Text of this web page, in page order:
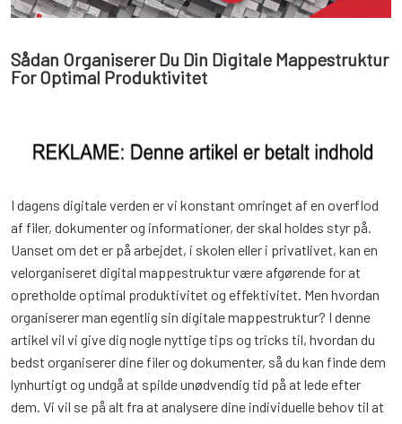
Sådan Organiserer Du Din Digitale Mappestruktur
For Optimal Produktivitet
I dagens digitale verden er vi konstant omringet af en overflod
af filer, dokumenter og informationer, der skal holdes styr på.
Uanset om det er på arbejdet, i skolen eller i privatlivet, kan en
velorganiseret digital mappestruktur være afgørende for at
opretholde optimal produktivitet og effektivitet. Men hvordan
organiserer man egentlig sin digitale mappestruktur? I denne
artikel vil vi give dig nogle nyttige tips og tricks til, hvordan du
bedst organiserer dine filer og dokumenter, så du kan finde dem
lynhurtigt og undgå at spilde unødvendig tid på at lede efter
dem. Vi vil se på alt fra at analysere dine individuelle behov til at